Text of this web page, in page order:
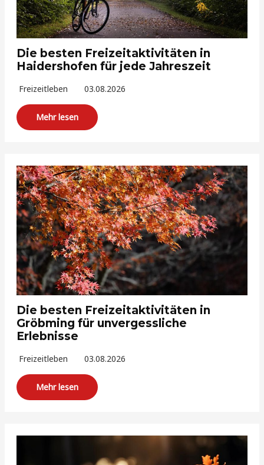
Die besten Freizeitaktivitäten in
Haidershofen für jede Jahreszeit
Freizeitleben 03.08.2026
Mehr lesen
Die besten Freizeitaktivitäten in
Gröbming für unvergessliche
Erlebnisse
Freizeitleben 03.08.2026
Mehr lesen